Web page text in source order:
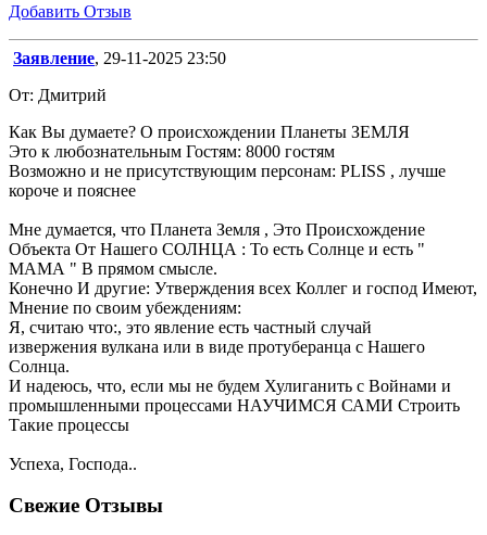
Добавить Отзыв
Заявление, 29-11-2025 23:50
От: Дмитрий
Как Вы думаете? О происхождении Планеты ЗЕМЛЯ
Это к любознательным Гостям: 8000 гостям
Возможно и не присутствующим персонам: PLISS , лучше
короче и пояснее
Мне думается, что Планета Земля , Это Происхождение
Объекта От Нашего СОЛНЦА : То есть Солнце и есть "
МАМА " В прямом смысле.
Конечно И другие: Утверждения всех Коллег и господ Имеют,
Мнение по своим убеждениям:
Я, считаю что:, это явление есть частный случай
извержения вулкана или в виде протуберанца с Нашего
Солнца.
И надеюсь, что, если мы не будем Хулиганить с Войнами и
промышленными процессами НАУЧИМСЯ САМИ Строить
Такие процессы
Успеха, Господа..
Свежие Отзывы